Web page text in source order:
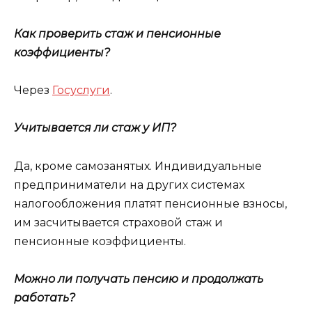
Как проверить стаж и пенсионные
коэффициенты?
Через Госуслуги.
Учитывается ли стаж у ИП?
Да, кроме самозанятых. Индивидуальные
предприниматели на других системах
налогообложения платят пенсионные взносы,
им засчитывается страховой стаж и
пенсионные коэффициенты.
Можно ли получать пенсию и продолжать
работать?